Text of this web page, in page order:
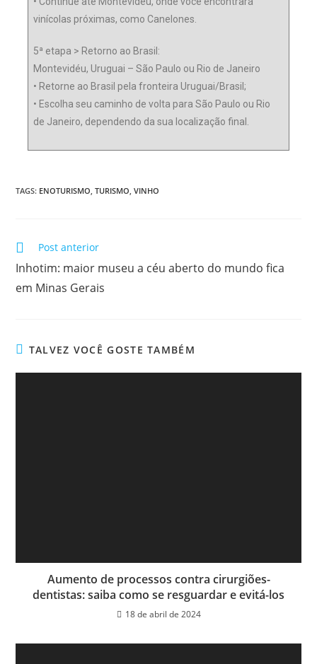
vinícolas próximas, como Canelones.
5ª etapa > Retorno ao Brasil:
Montevidéu, Uruguai – São Paulo ou Rio de Janeiro
• Retorne ao Brasil pela fronteira Uruguai/Brasil;
• Escolha seu caminho de volta para São Paulo ou Rio
de Janeiro, dependendo da sua localização final.
TAGS: ENOTURISMO, TURISMO, VINHO
Post anterior
Inhotim: maior museu a céu aberto do mundo fica
em Minas Gerais
TALVEZ VOCÊ GOSTE TAMBÉM
Aumento de processos contra cirurgiões-
dentistas: saiba como se resguardar e evitá-los
18 de abril de 2024